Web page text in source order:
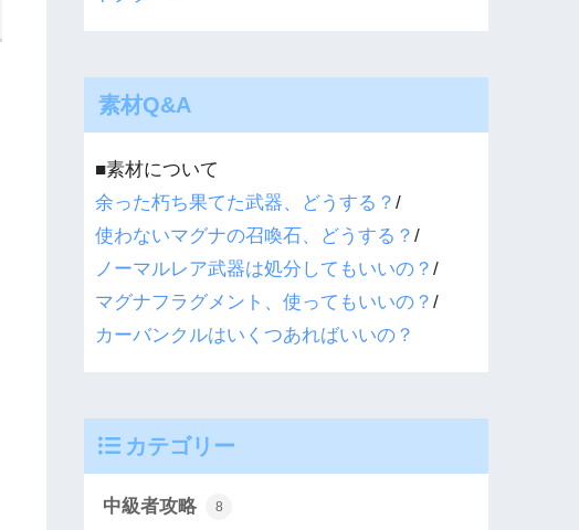
素材Q&A
■素材について
余った朽ち果てた武器、どうする？/
使わないマグナの召喚石、どうする？/
ノーマルレア武器は処分してもいいの？/
マグナフラグメント、使ってもいいの？/
カーバンクルはいくつあればいいの？
カテゴリー
中級者攻略 8